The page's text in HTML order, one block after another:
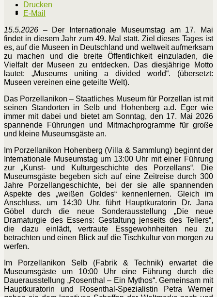
Drucken
E-Mail
15.5.2026 – Der Internationale Museumstag am 17. Mai
findet in diesem Jahr zum 49. Mal statt. Ziel dieses Tages ist
es, auf die Museen in Deutschland und weltweit aufmerksam
zu machen und die breite Öffentlichkeit einzuladen, die
Vielfalt der Museen zu entdecken. Das diesjährige Motto
lautet: „Museums uniting a divided world“. (übersetzt:
Museen vereinen eine geteilte Welt).
Das Porzellanikon – Staatliches Museum für Porzellan ist mit
seinen Standorten in Selb und Hohenberg a.d. Eger wie
immer mit dabei und bietet am Sonntag, den 17. Mai 2026
spannende Führungen und Mitmachprogramme für große
und kleine Museumsgäste an.
Im Porzellanikon Hohenberg (Villa & Sammlung) beginnt der
Internationale Museumstag um 13:00 Uhr mit einer Führung
zur „Kunst- und Kulturgeschichte des Porzellans“. Die
Museumsgäste begeben sich auf eine Zeitreise durch 300
Jahre Porzellangeschichte, bei der sie alle spannenden
Aspekte des „weißen Goldes“ kennenlernen. Gleich im
Anschluss, um 14:30 Uhr, führt Hauptkuratorin Dr. Jana
Göbel durch die neue Sonderausstellung „Die neue
Dramaturgie des Essens: Gestaltung jenseits des Tellers“,
die dazu einlädt, vertraute Essgewohnheiten neu zu
betrachten und einen Blick auf die Tischkultur von morgen zu
werfen.
Im Porzellanikon Selb (Fabrik & Technik) erwartet die
Museumsgäste um 10:00 Uhr eine Führung durch die
Dauerausstellung „Rosenthal – Ein Mythos“. Gemeinsam mit
Hauptkuratorin und Rosenthal-Spezialistin Petra Werner